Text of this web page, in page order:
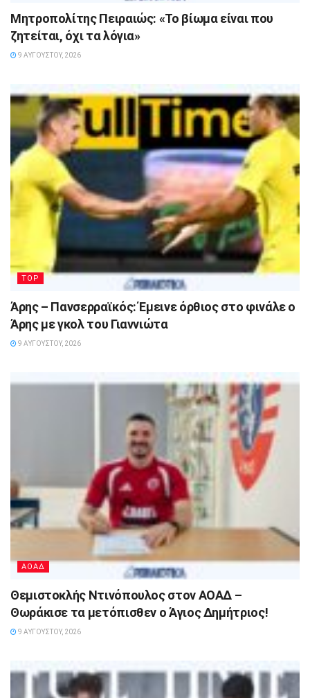
Μητροπολίτης Πειραιώς: «Το βίωμα είναι που
ζητείται, όχι τα λόγια»
9 ΑΥΓΟΎΣΤΟΥ, 2026
TOP
Άρης – Πανσερραϊκός: Έμεινε όρθιος στο φινάλε ο
Άρης με γκολ του Γιαννιώτα
9 ΑΥΓΟΎΣΤΟΥ, 2026
ΑΟΑΔ
Θεμιστοκλής Ντινόπουλος στον ΑΟΑΔ –
Θωράκισε τα μετόπισθεν ο Άγιος Δημήτριος!
9 ΑΥΓΟΎΣΤΟΥ, 2026